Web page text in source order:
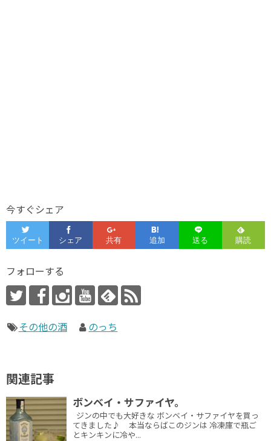
今すぐシェア
フォローする
その他の酒 のっち
関連記事
ボンベイ・サファイヤ。
ジンの中でも大好きな ボンベイ・サファイヤを買っ
てきました♪ 本当ならばこのジンは 冷凍庫で瓶ご
とキンキンに冷や...